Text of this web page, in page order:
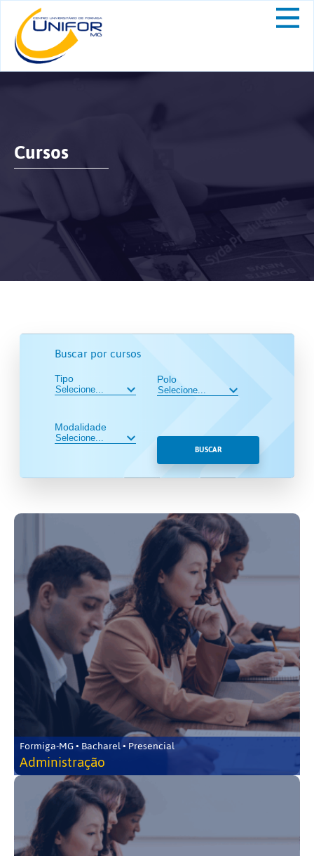
Cursos
Buscar por cursos
Tipo
Modalidade
Polo
BUSCAR
Formiga-MG • Bacharel • Presencial
Administração